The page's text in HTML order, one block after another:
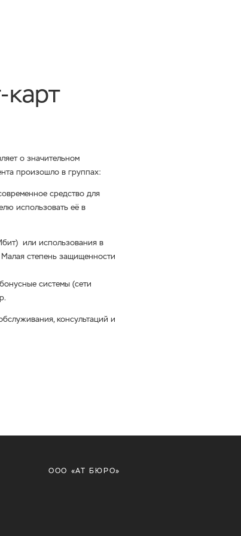
о значительном
произошло в группах:
средство для
использовать её в
или использования в
степень защищенности
системы (сети
консультаций и
ООО «АТ БЮРО»